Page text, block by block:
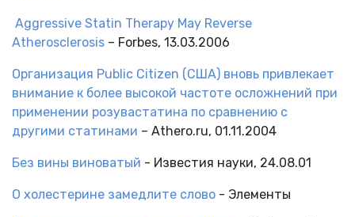
Aggressive Statin Therapy May Reverse
Atherosclerosis – Forbes, 13.03.2006
Организация Public Citizen (США) вновь привлекает
внимание к более высокой частоте осложнений при
применении розувастатина по сравнению с
другими статинами – Athero.ru, 01.11.2004
Без вины виноватый - Известия науки, 24.08.01
О холестерине замедлите слово - Элементы